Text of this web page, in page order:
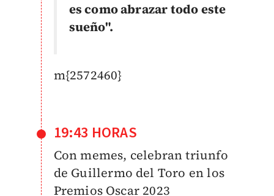
es como abrazar todo este
sueño".
m{2572460}
19:43 HORAS
Con memes, celebran triunfo
de Guillermo del Toro en los
Premios Oscar 2023